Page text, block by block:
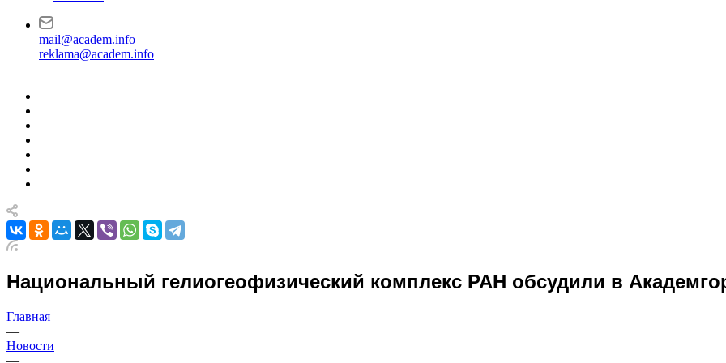
mail@academ.info
reklama@academ.info
Национальный гелиогеофизический комплекс РАН обсудили в
Главная
—
Новости
—